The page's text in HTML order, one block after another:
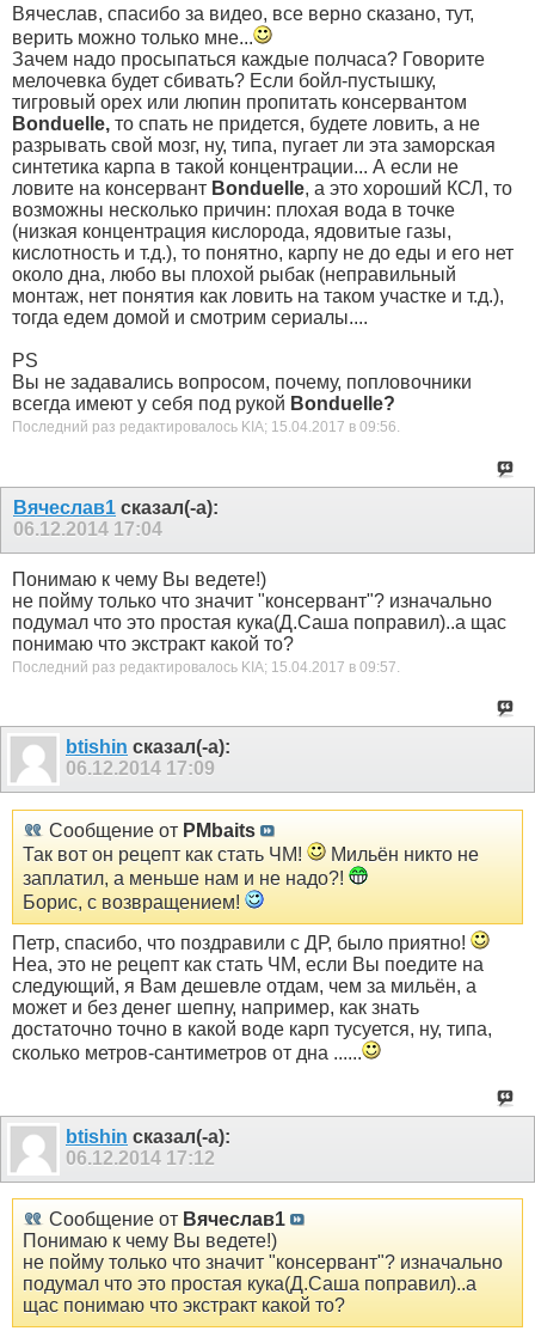
Вячеслав, спасибо за видео, все верно сказано, тут,
верить можно только мне...
Зачем надо просыпаться каждые полчаса? Говорите
мелочевка будет сбивать? Если бойл-пустышку,
тигровый орех или люпин пропитать консервантом
Bonduelle, то спать не придется, будете ловить, а не
разрывать свой мозг, ну, типа, пугает ли эта заморская
синтетика карпа в такой концентрации... А если не
ловите на консервант Bonduelle, а это хороший КСЛ, то
возможны несколько причин: плохая вода в точке
(низкая концентрация кислорода, ядовитые газы,
кислотность и т.д.), то понятно, карпу не до еды и его нет
около дна, любо вы плохой рыбак (неправильный
монтаж, нет понятия как ловить на таком участке и т.д.),
тогда едем домой и смотрим сериалы....
PS
Вы не задавались вопросом, почему, попловочники
всегда имеют у себя под рукой Bonduelle?
Последний раз редактировалось KIA; 15.04.2017 в 09:56.
Вячеслав1 сказал(-а):
06.12.2014 17:04
Понимаю к чему Вы ведете!)
не пойму только что значит "консервант"? изначально
подумал что это простая кука(Д.Саша поправил)..а щас
понимаю что экстракт какой то?
Последний раз редактировалось KIA; 15.04.2017 в 09:57.
btishin сказал(-а):
06.12.2014 17:09
Сообщение от PMbaits
Так вот он рецепт как стать ЧМ!
Мильён никто не
заплатил, а меньше нам и не надо?!
Борис, с возвращением!
Петр, спасибо, что поздравили с ДР, было приятно!
Неа, это не рецепт как стать ЧМ, если Вы поедите на
следующий, я Вам дешевле отдам, чем за мильён, а
может и без денег шепну, например, как знать
достаточно точно в какой воде карп тусуется, ну, типа,
сколько метров-сантиметров от дна ......
btishin сказал(-а):
06.12.2014 17:12
Сообщение от Вячеслав1
Понимаю к чему Вы ведете!)
не пойму только что значит "консервант"? изначально
подумал что это простая кука(Д.Саша поправил)..а
щас понимаю что экстракт какой то?